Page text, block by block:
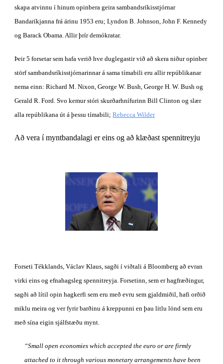
skapa atvinnu í hinum opinbera geira sambandsríkisstjórnar
Bandaríkjanna frá árinu 1953 eru; Lyndon B. Johnson, John F. Kennedy
og Barack Obama. Allir þrír demókratar.
Þeir 5 forsetar sem hafa verið hve duglegastir við að skera niður opinber
störf sambandsríkisstjórnarinnar á sama tímabili eru allir repúblikanar
nema einn: Richard M. Nixon, George W. Bush, George H. W. Bush og
Gerald R. Ford. Svo kemur stóri skurðarhnífurinn Bill Clinton og slær
alla repúblikana út á þessu tímabili; Rebecca Wilder
Að vera í myntbandalagi er eins og að klæðast spennitreyju
Forseti Tékklands, Václav Klaus, sagði í viðtali á Bloomberg að evran
virki eins og efnahagsleg spennitreyja. Forsetinn, sem er hagfræðingur,
sagði að lítil opin hagkerfi sem eru með evru sem gjaldmiðil, hafi orðið
miklu meira og ver fyrir barðinu á kreppunni en þau litlu lönd sem eru
með sína eigin sjálfstæðu mynt.
“Small open economies which accepted the euro or are firmly
attached to it through various monetary arrangements have been